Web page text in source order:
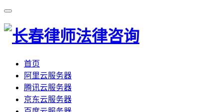
首页
阿里云服务器
腾讯云服务器
京东云服务器